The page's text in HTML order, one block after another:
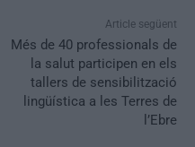
Article següent
Més de 40 professionals de
la salut participen en els
tallers de sensibilització
lingüística a les Terres de
l’Ebre